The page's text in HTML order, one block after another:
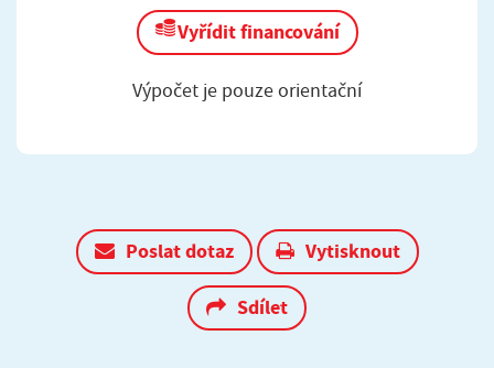
Vyřídit financování
Výpočet je pouze orientační
Poslat dotaz Vytisknout
Sdílet